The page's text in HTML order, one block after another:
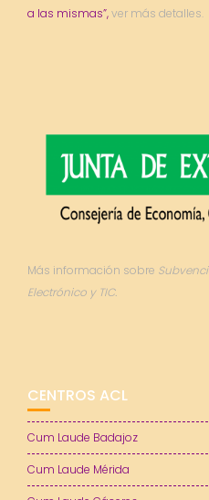
a las mismas”,ver más detalles.
Más información sobre
Electrónico y TIC.
CENTROS ACL
Cum Laude Badajoz
Cum Laude Mérida